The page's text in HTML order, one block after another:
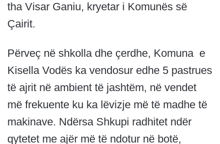
tha Visar Ganiu, kryetar i Komunës së
Çairit.
Përveç në shkolla dhe çerdhe, Komuna e
Kisella Vodës ka vendosur edhe 5 pastrues
të ajrit në ambient të jashtëm, në vendet
më frekuente ku ka lëvizje më të madhe të
makinave. Ndërsa Shkupi radhitet ndër
qytetet me ajër më të ndotur në botë,